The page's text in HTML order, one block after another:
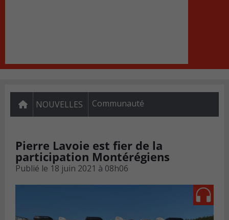
NOUVELLES Communauté
Pierre Lavoie est fier de la
participation Montérégiens
Publié le 18 juin 2021 à 08h06